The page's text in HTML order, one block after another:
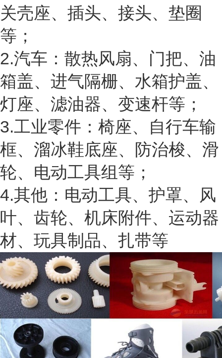
关壳座、插头、接头、垫圈
等；
2.汽车：散热风扇、门把、油
箱盖、进气隔栅、水箱护盖、
灯座、滤油器、变速杆等；
3.工业零件：椅座、自行车输
框、溜冰鞋底座、防治梭、滑
轮、电动工具组等；
4.其他：电动工具、护罩、风
叶、齿轮、机床附件、运动器
材、玩具制品、扎带等